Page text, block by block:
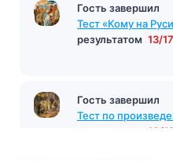
Гость завершил
Тест «Кому на
результатом 13/17
Гость завершил
Тест по
10/12